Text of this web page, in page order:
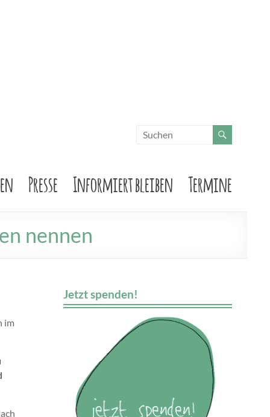
Presse Informiert bleiben Termine
nennen
im
Jetzt spenden!